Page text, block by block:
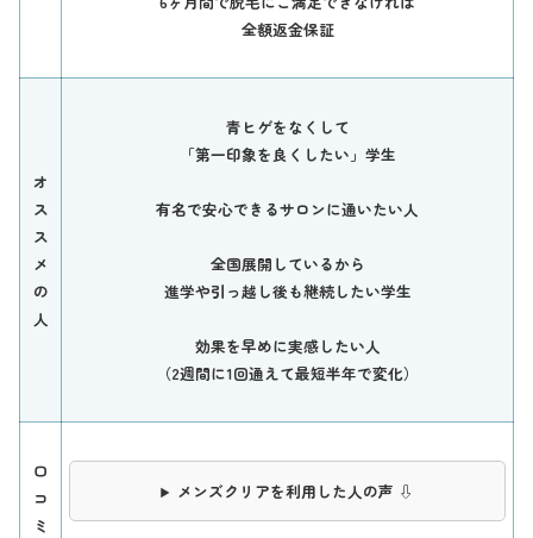
全額返金保証
オ
ス
ス
メ
の
人
青ヒゲをなくして
「第一印象を良くしたい」学生
有名で安心できるサロンに通いたい人
全国展開しているから
進学や引っ越し後も継続したい学生
効果を早めに実感したい人
（2週間に1回通えて最短半年で変化）
口
コ
ミ
メンズクリアを利用した人の声 ⇩